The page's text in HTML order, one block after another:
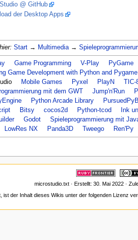
@ GitHub
der Desktop Apps
Start→ Multimedia→
Game Programming V-Play PyGame
Game Development with Python and Pygame
Mobile Games Pyxel PlayN
mit dem GWT
Jump'n'Run
Python Arcade Library
Bitsy cocos2d Python-tcod Ink
Godot Spieleprogrammierung mit
LowRes NX Panda3D Tweego Ren'Py
microstudio.txt · Erstellt: 30. Mai 2022 ·
ist der Inhalt dieses Wikis unter der folgenden Lizenz